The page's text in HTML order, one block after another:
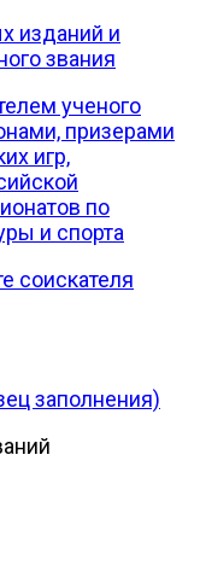
изданий и
звания
ученого
призерами
игр,
по
и спорта
соискателя
заполнения)